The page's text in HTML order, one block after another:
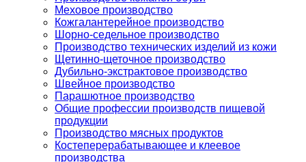
Меховое производство
Кожгалантерейное производство
Шорно-седельное производство
Производство технических изделий из кожи
Щетинно-щеточное производство
Дубильно-экстрактовое производство
Швейное производство
Парашютное производство
Общие профессии производств пищевой
продукции
Производство мясных продуктов
Костеперерабатывающее и клеевое
производства